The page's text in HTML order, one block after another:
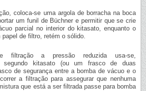
coloca-se uma argola de borracha na boca
um funil de Büchner e permitir que se crie
parcial no interior do kitasato, enquanto o
de filtro, retém o sólido.
filtração a pressão reduzida usa-se,
segundo kitasato (ou um frasco de duas
de segurança entre a bomba de vácuo e o
a filtração para assegurar que nenhuma
que está a ser filtrada passe para bomba